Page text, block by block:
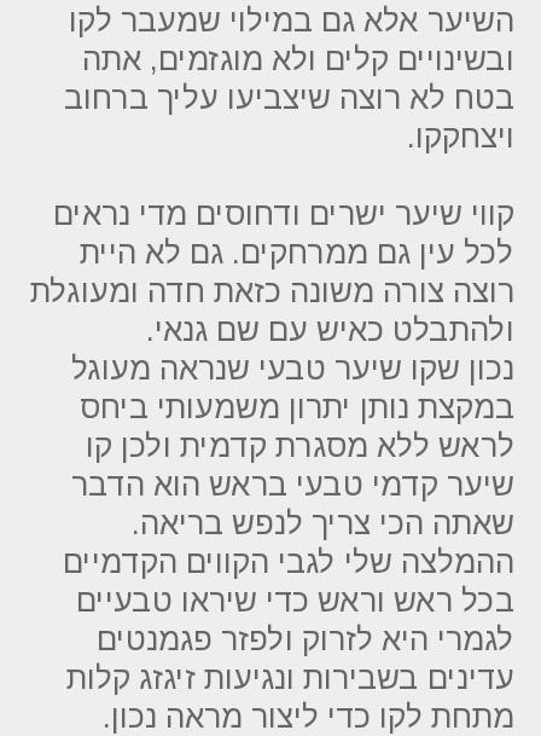
השיער אלא גם במילוי שמעבר לקו
ובשינויים קלים ולא מוגזמים, אתה
בטח לא רוצה שיצביעו עליך ברחוב
ויצחקקו.
קווי שיער ישרים ודחוסים מדי נראים
לכל עין גם ממרחקים. גם לא היית
רוצה צורה משונה כזאת חדה ומעוגלת
ולהתבלט כאיש עם שם גנאי.
נכון שקו שיער טבעי שנראה מעוגל
במקצת נותן יתרון משמעותי ביחס
לראש ללא מסגרת קדמית ולכן קו
שיער קדמי טבעי בראש הוא הדבר
שאתה הכי צריך לנפש בריאה.
ההמלצה שלי לגבי הקווים הקדמיים
בכל ראש וראש כדי שיראו טבעיים
לגמרי היא לזרוק ולפזר פגמנטים
עדינים בשבירות ונגיעות זיגזג קלות
מתחת לקו כדי ליצור מראה נכון.